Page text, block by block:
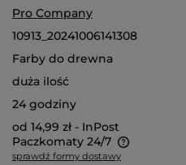
Pro Company
10913_20241006141308
Farby do drewna
duża ilość
24 godziny
od 14,99 zł - InPost
Paczkomaty 24/7
kosztów płatności
sprawdź formy dostawy